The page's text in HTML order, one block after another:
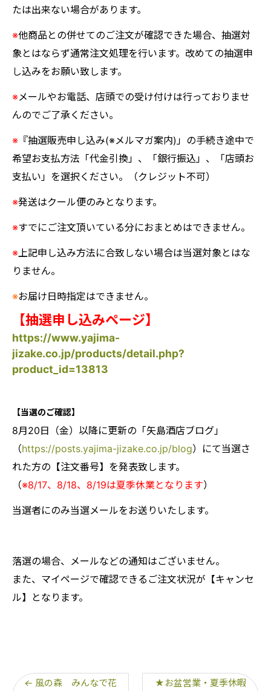
たは出来ない場合があります。
※他商品との併せてのご注文が確認できた場合、抽選対
象とはならず通常注文処理を行います。改めての抽選申
し込みをお願い致します。
※メールやお電話、店頭での受け付けは行っておりませ
んのでご了承ください。
※ 『抽選販売申し込み(※メルマガ案内)」の手続き途中で
希望お支払方法「代金引換」、「銀行振込」、「店頭お
支払い」を選択ください。（クレジット不可）
※発送はクール便のみとなります。
※すでにご注文頂いている分におまとめはできません。
※上記申し込み方法に合致しない場合は当選対象とはな
りません。
※お届け日時指定はできません。
【抽選申し込みページ】
https://www.yajima-
jizake.co.jp/products/detail.php?
product_id=13813
【当選のご確認】
8月20日（金）以降に更新の「矢島酒店ブログ」
（https://posts.yajima-jizake.co.jp/blog）にて当選さ
れた方の【注文番号】を発表致します。
（※8/17、8/18、8/19は夏季休業となります）
当選者にのみ当選メールをお送りいたします。
落選の場合、メールなどの通知はございません。
また、マイページで確認できるご注文状況が【キャンセ
ル】となります。
← 風の森 みんなで花
★お盆営業・夏季休暇